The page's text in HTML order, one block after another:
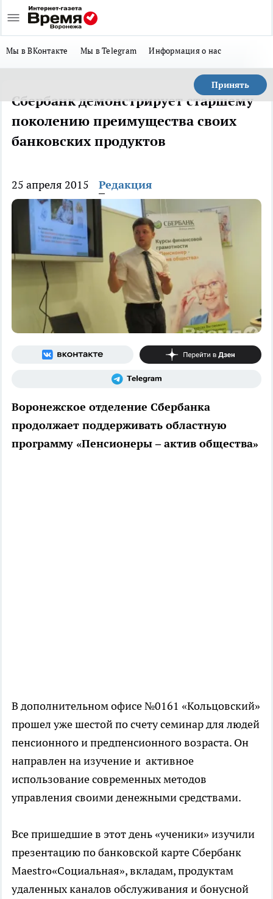
Мы в ВКонтакте Мы в Telegram Информация о нас
Принять
Сбербанк демонстрирует старшему
поколению преимущества своих
банковских продуктов
25 апреля 2015 Редакция
Воронежское отделение Сбербанка
продолжает поддерживать областную
программу «Пенсионеры – актив общества»
В дополнительном офисе №0161 «Кольцовский»
прошел уже шестой по счету семинар для людей
пенсионного и предпенсионного возраста. Он
направлен на изучение и активное
использование современных методов
управления своими денежными средствами.
Все пришедшие в этот день «ученики» изучили
презентацию по банковской карте Сбербанк
Maestro«Социальная», вкладам, продуктам
удаленных каналов обслуживания и бонусной